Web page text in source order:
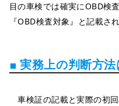
目の車検では確実にOBD検
『OBD検査対象』と記載さ
■ 実務上の判断方法
車検証の記載と実際の初